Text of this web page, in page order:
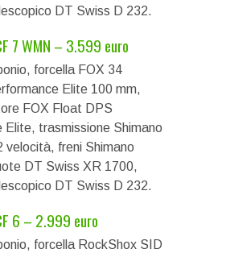
DT Swiss D 232.
7 WMN – 3.599 euro
forcella FOX 34
Elite 100 mm,
FOX Float DPS
Elite, trasmissione Shimano
velocità, freni Shimano
DT Swiss XR 1700,
DT Swiss D 232.
6 – 2.999 euro
forcella RockShox SID